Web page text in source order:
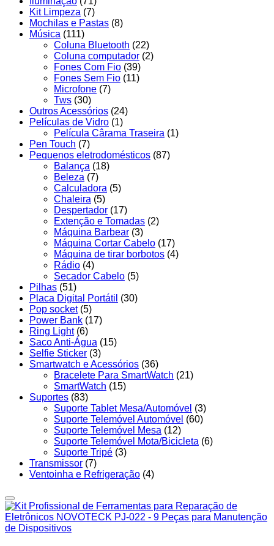
Kit Limpeza (7)
Mochilas e Pastas (8)
Música (111)
Coluna Bluetooth (22)
Coluna computador (2)
Fones Com Fio (39)
Fones Sem Fio (11)
Microfone (7)
Tws (30)
Outros Acessórios (24)
Películas de Vidro (1)
Película Cârama Traseira (1)
Pen Touch (7)
Pequenos eletrodomésticos (87)
Balança (18)
Beleza (7)
Calculadora (5)
Chaleira (5)
Despertador (17)
Extenção e Tomadas (2)
Máquina Barbear (3)
Máquina Cortar Cabelo (17)
Máquina de tirar borbotos (4)
Rádio (4)
Secador Cabelo (5)
Pilhas (51)
Placa Digital Portátil (30)
Pop socket (5)
Power Bank (17)
Ring Light (6)
Saco Anti-Água (15)
Selfie Sticker (3)
Smartwatch e Acessórios (36)
Bracelete Para SmartWatch (21)
SmartWatch (15)
Suportes (83)
Suporte Tablet Mesa/Automóvel (3)
Suporte Telemóvel Automóvel (60)
Suporte Telemóvel Mesa (12)
Suporte Telemóvel Mota/Bicicleta (6)
Suporte Tripé (3)
Transmissor (7)
Ventoinha e Refrigeração (4)